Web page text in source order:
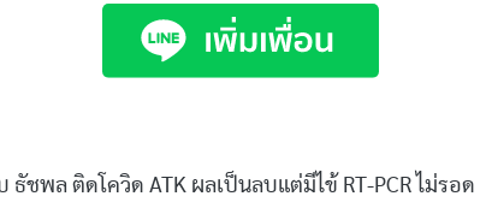
ธัชพล ติดโควิด ATK ผลเป็นลบแต่มีไข้ RT-PCR ไม่รอด